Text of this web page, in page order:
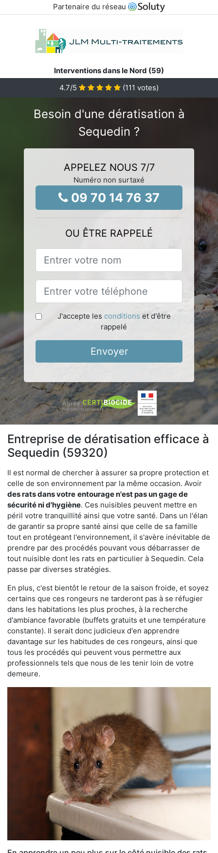
Partenaire du réseau
Interventions dans le Nord (59)
4.7/5 (111 votes)
Besoin d'une dératisation à
Sequedin ?
APPELEZ NOUS 7/7
Numéro non surtaxé
09 70 14 76 37
OU ÊTRE RAPPELÉ
J'accepte les conditions et d'être
rappelé
Envoyer
Entreprise de dératisation efficace à
Sequedin (59320)
Il est normal de chercher à assurer sa propre protection et
celle de son environnement par la même occasion. Avoir
des rats dans votre entourage n'est pas un gage de
sécurité ni d'hygiène. Ces nuisibles peuvent mettre en
péril votre tranquillité ainsi que votre santé. Dans un l'élan
de garantir sa propre santé ainsi que celle de sa famille
tout en protégeant l'environnement, il s'avère inévitable de
prendre par des procédés pouvant vous débarrasser de
tout nuisible dont les rats en particulier à Sequedin. Cela
passe par diverses stratégies.
En plus, c'est bientôt le retour de la saison froide, et soyez
certains que ces rongeurs ne tarderont pas à se réfugier
dans les habitations les plus proches, à la recherche
d'ambiance favorable (buffets gratuits et une température
constante). Il serait donc judicieux d'en apprendre
davantage sur les habitudes de ces rongeurs, ainsi que
tous les procédés qui peuvent vous permettre aux
professionnels tels que nous de les tenir loin de votre
demeure.